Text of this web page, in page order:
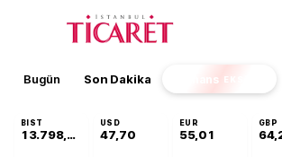
Bugün Son Dakika Finans EKSTRA
BIST
13.798,82
USD
47,70
EUR
55,01
GBP